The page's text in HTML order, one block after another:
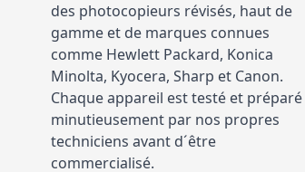
des photocopieurs révisés, haut de
gamme et de marques connues
comme Hewlett Packard, Konica
Minolta, Kyocera, Sharp et Canon.
Chaque appareil est testé et préparé
minutieusement par nos propres
techniciens avant d´être
commercialisé.